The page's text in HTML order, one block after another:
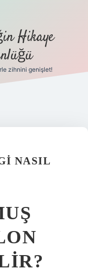
Hikaye
zihnini genişlet!
NASIL